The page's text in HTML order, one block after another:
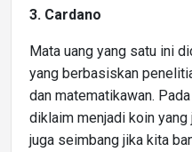
3. Cardano
Mata uang yang satu ini
yang berbasiskan
dan matematikawan.
diklaim menjadi koin yang
juga seimbang jika kita